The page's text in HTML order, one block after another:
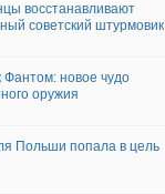
восстанавливают
советский штурмовик
Фантом: новое чудо
оружия
Польши попала в цель